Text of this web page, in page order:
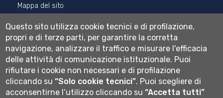
Mappa del sito
Informativa privacy
Cookie settings
Wi-fi
Webmail
Questo sito utilizza cookie tecnici e di profilazione,
propri e di terze parti, per garantire la corretta
navigazione, analizzare il traffico e misurare l'efficacia
delle attività di comunicazione istituzionale. Puoi
rifiutare i cookie non necessari e di profilazione
cliccando su“Solo cookie tecnici”. Puoi scegliere di
acconsentirne l’utilizzo cliccando su“Accetta tutti”